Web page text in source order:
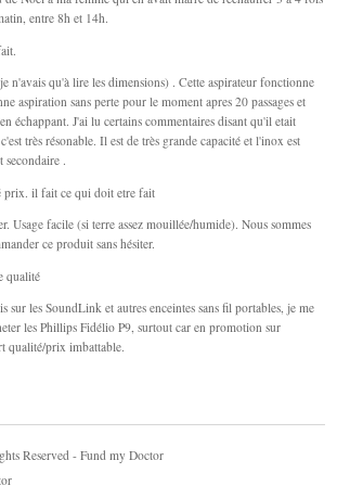
entre 8h et 14h.
n'avais qu'à lire les dimensions) . Cette aspirateur fonctionne
aspiration sans perte pour le moment apres 20 passages et
échappant. J'ai lu certains commentaires disant qu'il etait
très résonable. Il est de très grande capacité et l'inox est
secondaire .
prix. il fait ce qui doit etre fait
Usage facile (si terre assez mouillée/humide). Nous sommes
ce produit sans hésiter.
qualité
sur les SoundLink et autres enceintes sans fil portables, je me
les Phillips Fidélio P9, surtout car en promotion sur
qualité/prix imbattable.
Reserved - Fund my Doctor